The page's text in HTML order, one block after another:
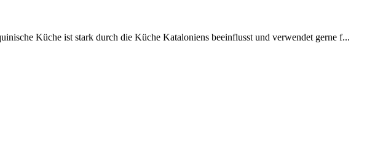
Küche ist stark durch die Küche Kataloniens beeinflusst und verwendet gerne f...